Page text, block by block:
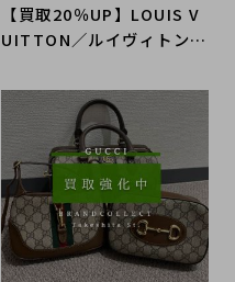
【買取20％UP】LOUIS V
UITTON／ルイヴィトン・
／ディオール・GUCCI／グ
ッチ強化買取キャンペーン
｜ブランドコレクト上野御
徒町店